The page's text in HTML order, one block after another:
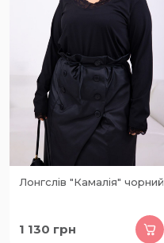
Лонгслів "Камалія" чорний
1 130 грн